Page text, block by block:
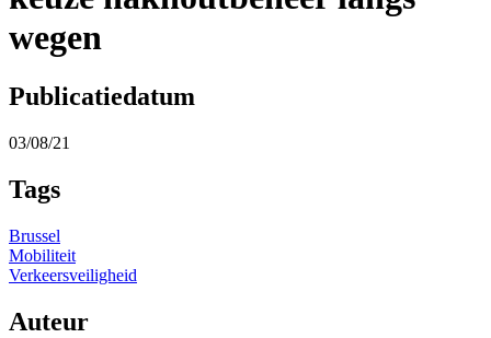
wegen
Publicatiedatum
03/08/21
Tags
Brussel
Mobiliteit
Verkeersveiligheid
Auteur